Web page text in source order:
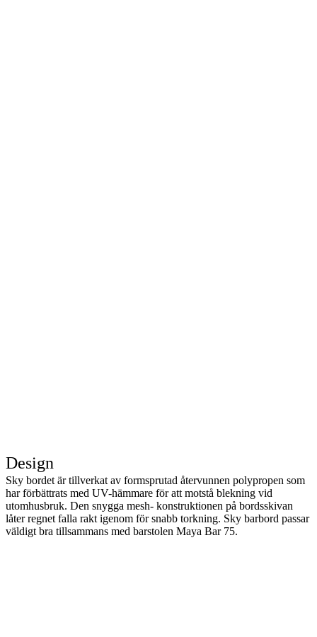
Design
Sky bordet är tillverkat av formsprutad återvunnen polypropen som
har förbättrats med UV-hämmare för att motstå blekning vid
utomhusbruk. Den snygga mesh- konstruktionen på bordsskivan
låter regnet falla rakt igenom för snabb torkning. Sky barbord passar
väldigt bra tillsammans med barstolen Maya Bar 75.